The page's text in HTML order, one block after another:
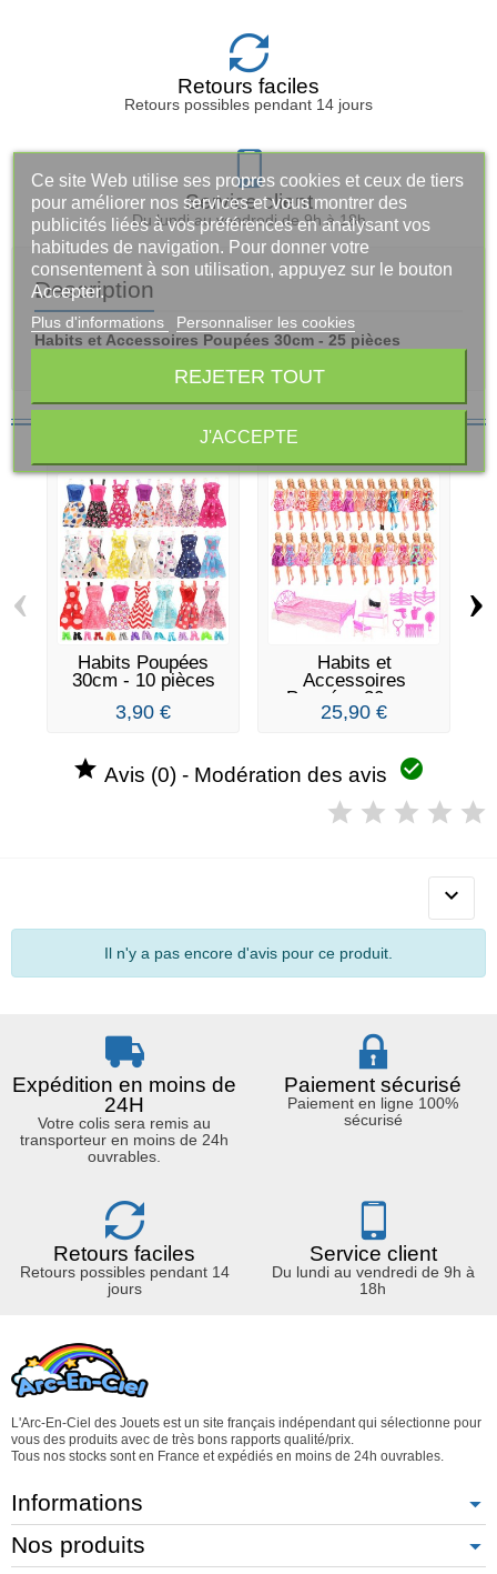
Retours faciles
Retours possibles pendant 14 jours
Service client
Du lundi au vendredi de 9h à 18h
Description
Habits et Accessoires Poupées 30cm - 25 pièces
Vous aimerez aussi
Habits Poupées
30cm - 10 pièces
3,90 €
Habits et
Accessoires
Poupées 30cm -
33...
25,90 €
‹ ›
 Avis (0) - Modération des avis 

Il n'y a pas encore d'avis pour ce produit.
Expédition en moins de
24H
Votre colis sera remis au
transporteur en moins de 24h
ouvrables.
Paiement sécurisé
Paiement en ligne 100%
sécurisé
Retours faciles
Retours possibles pendant 14
jours
Service client
Du lundi au vendredi de 9h à
18h
L'Arc-En-Ciel des Jouets est un site français indépendant qui sélectionne pour
vous des produits avec de très bons rapports qualité/prix.
Tous nos stocks sont en France et expédiés en moins de 24h ouvrables.
Informations
Nos produits
Ce site Web utilise ses propres cookies et ceux de tiers
pour améliorer nos services et vous montrer des
publicités liées à vos préférences en analysant vos
habitudes de navigation. Pour donner votre
consentement à son utilisation, appuyez sur le bouton
Accepter.
Plus d'informations Personnaliser les cookies
REJETER TOUT
J'ACCEPTE